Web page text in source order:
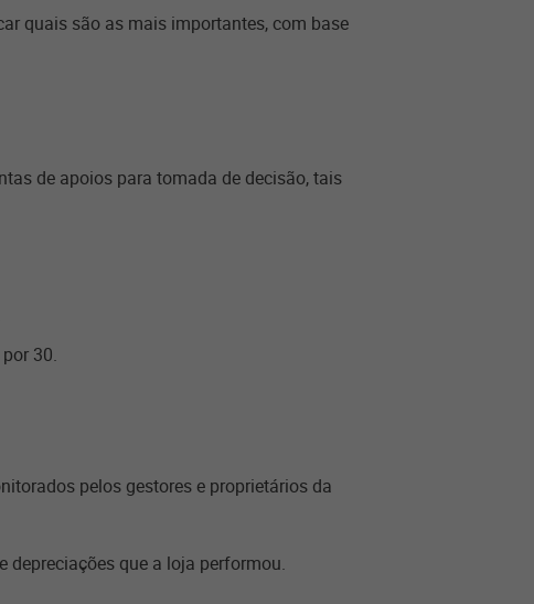
quais são as mais importantes, com base
de apoios para tomada de decisão, tais
30.
pelos gestores e proprietários da
depreciações que a loja performou.